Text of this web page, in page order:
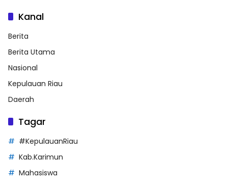
Kanal
Berita
Berita Utama
Nasional
Kepulauan Riau
Daerah
Tagar
#KepulauanRiau
Kab.Karimun
Mahasiswa